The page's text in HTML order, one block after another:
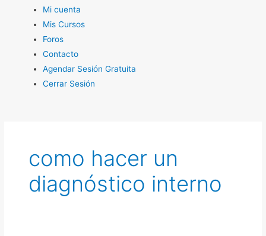
Mi cuenta
Mis Cursos
Foros
Contacto
Agendar Sesión Gratuita
Cerrar Sesión
como hacer un
diagnóstico interno